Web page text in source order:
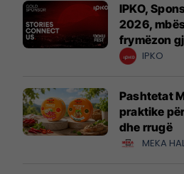
IPKO,
2026,
frymëzon
krijuesve
IPKO
Pashtetat
praktike
dhe rrugë
MEKA